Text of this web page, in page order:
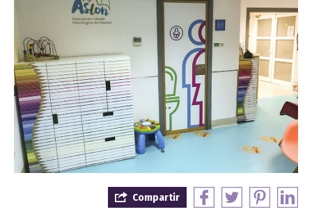
Compartir